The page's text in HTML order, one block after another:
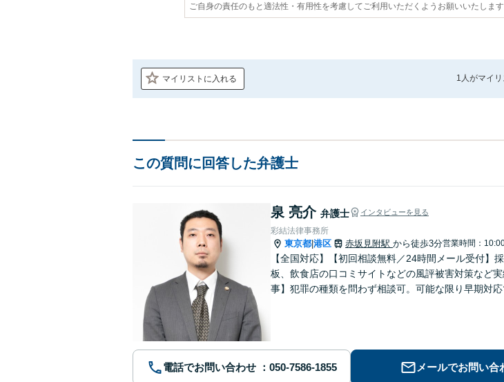
ご自身の責任のもと適法性・有用性を考慮してご利用いただくようお願いいたします
マイリストに入れる 1人がマイ
この質問に回答した弁護士
泉 亮介 弁護士 インタビューを見る
彩結法律事務所
東京都 港区 赤坂見附駅 から徒歩3分営業時間：
【全国対応】【初回相談無料／24時間メール受付】
板、飲食店の口コミサイトなどの風評被害対策など
事】犯罪の種類を問わず相談可。可能な限り早期対応
電話でお問い合わせ メールでお問い合